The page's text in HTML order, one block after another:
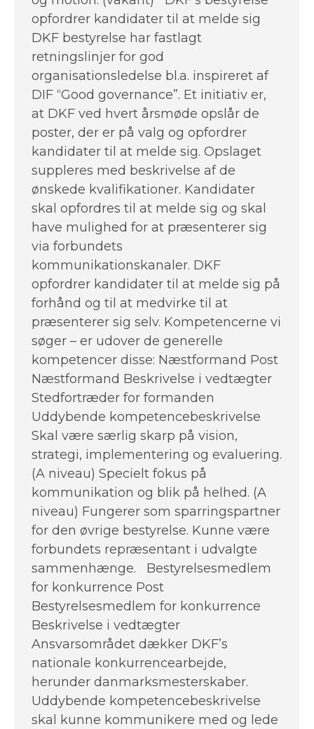
opfordrer kandidater til at melde sig
DKF bestyrelse har fastlagt
retningslinjer for god
organisationsledelse bl.a. inspireret af
DIF “Good governance”. Et initiativ er,
at DKF ved hvert årsmøde opslår de
poster, der er på valg og opfordrer
kandidater til at melde sig. Opslaget
suppleres med beskrivelse af de
ønskede kvalifikationer. Kandidater
skal opfordres til at melde sig og skal
have mulighed for at præsenterer sig
via forbundets
kommunikationskanaler. DKF
opfordrer kandidater til at melde sig på
forhånd og til at medvirke til at
præsenterer sig selv. Kompetencerne vi
søger – er udover de generelle
kompetencer disse: Næstformand Post
Næstformand Beskrivelse i vedtægter
Stedfortræder for formanden
Uddybende kompetencebeskrivelse
Skal være særlig skarp på vision,
strategi, implementering og evaluering.
(A niveau) Specielt fokus på
kommunikation og blik på helhed. (A
niveau) Fungerer som sparringspartner
for den øvrige bestyrelse. Kunne være
forbundets repræsentant i udvalgte
sammenhænge. Bestyrelsesmedlem
for konkurrence Post
Bestyrelsesmedlem for konkurrence
Beskrivelse i vedtægter
Ansvarsområdet dækker DKF’s
nationale konkurrencearbejde,
herunder danmarksmesterskaber.
Uddybende kompetencebeskrivelse
skal kunne kommunikere med og lede